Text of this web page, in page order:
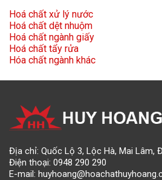
Hoá chất xử lý nước
Hoá chất dệt nhuộm
Hoá chất ngành giấy
Hoá chất tẩy rửa
Hóa chất ngành khác
Địa chỉ: Quốc Lộ 3, Lộc Hà, Mai Lâm,
Điện thoại: 0948 290 290
E-mail: